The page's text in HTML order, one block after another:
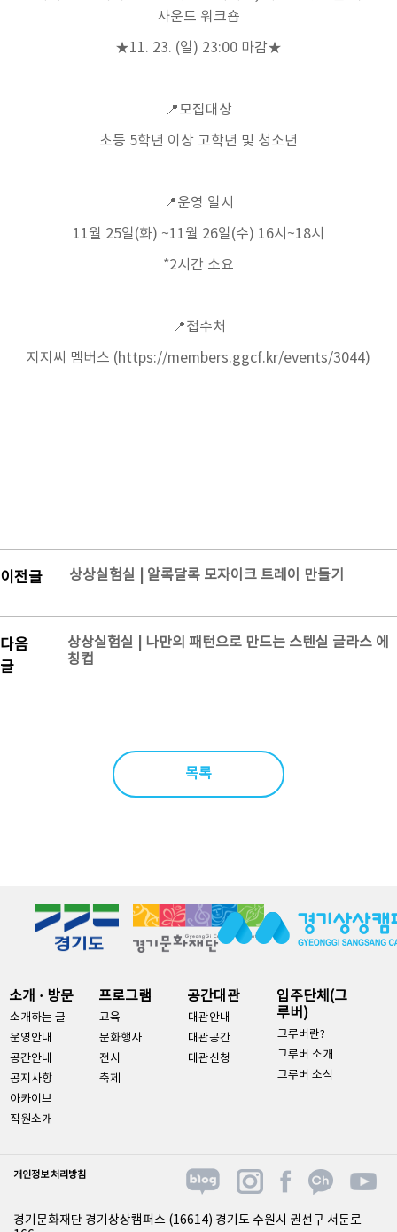
사운드 워크숍
★11. 23. (일) 23:00 마감★
📍모집대상
초등 5학년 이상 고학년 및 청소년
📍운영 일시
11월 25일(화) ~11월 26일(수) 16시 ~18시
*2시간 소요
📍접수처
지지씨 멤버스 (https://members.ggcf.kr/events/3044)
이전글 상상실험실 | 알록달록 모자이크 트레이 만들기
다음
글
상상실험실 | 나만의 패턴으로 만드는 스텐실 글라스 에
칭컵
목록
소개 · 방문
소개하는 글
운영안내
공간안내
공지사항
아카이브
직원소개
프로그램
교육
문화행사
전시
축제
공간대관
대관안내
대관공간
대관신청
입주단체(그
루버)
그루버란?
그루버 소개
그루버 소식
개인정보 처리방침
경기문화재단 경기상상캠퍼스 (16614) 경기도 수원시 권선구 서둔로